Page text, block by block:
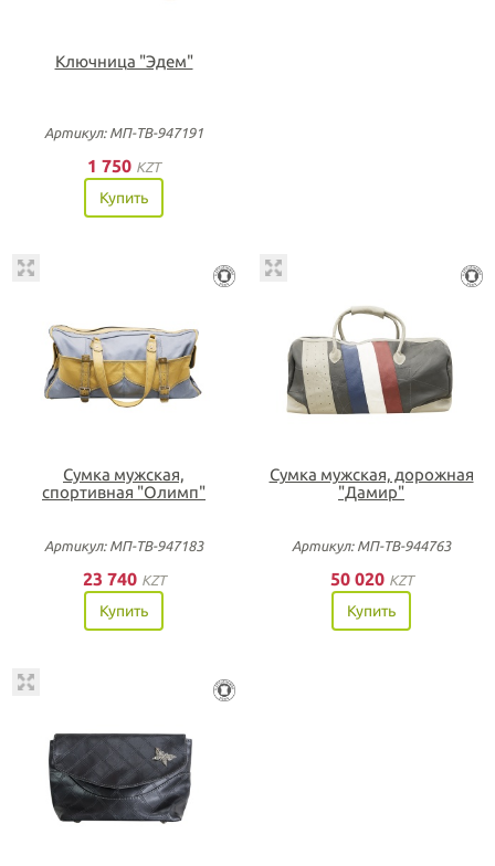
Ключница "Эдем"
Артикул: МП-ТВ-947191
1 750 KZT
Купить
Сумка мужская,
спортивная "Олимп"
Артикул: МП-ТВ-947183
23 740 KZT
Купить
Сумка мужская, дорожная
"Дамир"
Артикул: МП-ТВ-944763
50 020 KZT
Купить